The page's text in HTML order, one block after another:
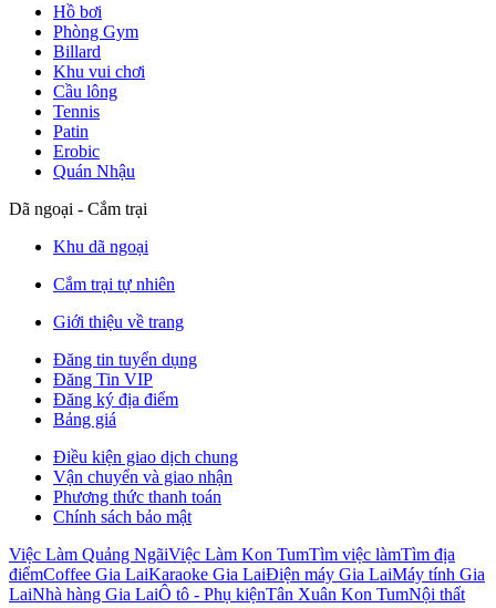
Hồ bơi
Phòng Gym
Billard
Khu vui chơi
Cầu lông
Tennis
Patin
Erobic
Quán Nhậu
Dã ngoại - Cắm trại
Khu dã ngoại
Cắm trại tự nhiên
Giới thiệu về trang
Đăng tin tuyển dụng
Đăng Tin VIP
Đăng ký địa điểm
Bảng giá
Điều kiện giao dịch chung
Vận chuyển và giao nhận
Phương thức thanh toán
Chính sách bảo mật
Việc Làm Quảng NgãiViệc Làm Kon TumTìm việc làmTìm địa
điểmCoffee Gia LaiKaraoke Gia LaiĐiện máy Gia LaiMáy tính Gia
LaiNhà hàng Gia LaiÔ tô - Phụ kiệnTân Xuân Kon TumNội thất